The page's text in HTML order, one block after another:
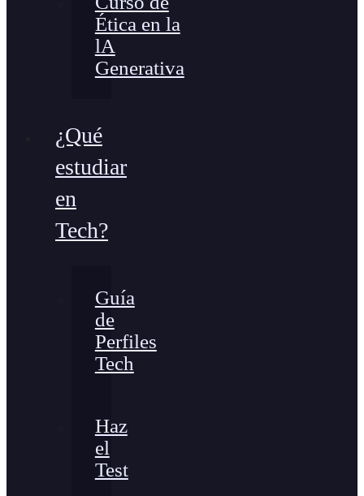
Ética en la
lA
Generativa
¿Qué
estudiar
en
Tech?
Guía
de
Perfiles
Tech
Haz
el
Test